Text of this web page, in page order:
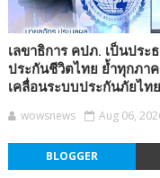
เลขาธิการ คปภ. เป็นปร
ประกันชีวิตไทย ย้ำทุกภา
เคลื่อนระบบประกันภัยไท
wowsnews Aug 06,
BLOGGER